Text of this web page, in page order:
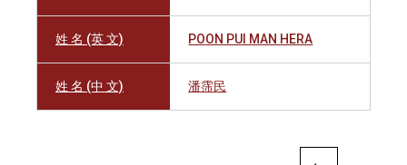
姓 名 (英 文) POON PUI MAN HERA
姓 名 (中 文) 潘霈民